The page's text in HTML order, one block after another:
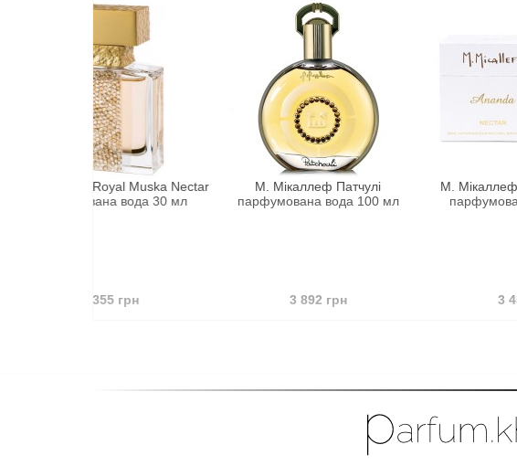
Muska Nectar
М. Мікаллеф Патчулі
парфумована вода 100 мл
М. Мікаллеф Ананда Нектар
парфумована вода 30 мл